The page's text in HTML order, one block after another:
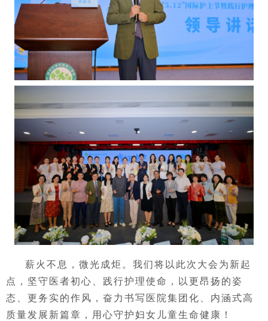
薪火不息，微光成炬。我们将以此次大会为新起
点，坚守医者初心、践行护理使命，以更昂扬的姿
态、更务实的作风，奋力书写医院集团化、内涵式高
质量发展新篇章，用心守护妇女儿童生命健康！